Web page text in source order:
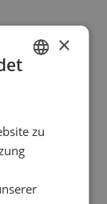
Warehouse
Kunden in
Hardware
bietet ein
×
zu